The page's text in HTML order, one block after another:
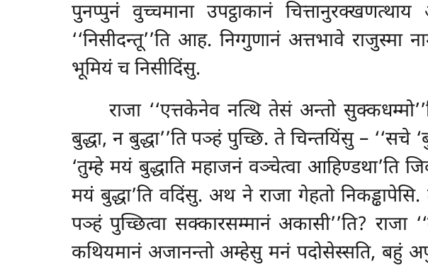
पुनप्पुनं वुच्चमाना उपट्ठाकानं
‘‘निसीदन्तू’’ति आह. निग्गुणानं अत्तभावे
भूमियं च निसीदिंसु.
राजा ‘‘एत्तकेनेव नत्थि तेसं अन्तो
बुद्धा, न बुद्धा’’ति पञ्हं पुच्छि. ते चिन्तयिंसु –
‘तुम्हे मयं बुद्धाति महाजनं वञ्चेत्वा आहिण्डथा’ति
मयं बुद्धा’ति वदिंसु. अथ ने राजा गेहतो
पञ्हं पुच्छित्वा सक्कारसम्मानं अकासी’’ति? राजा
कथियमानं अजानन्तो अम्हेसु मनं पदोसेस्सति, बहुं